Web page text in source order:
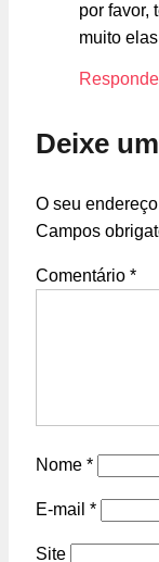
por favor,
muito
Deixe
O seu
Campos
Comentário *
Nome *
E-mail *
Site